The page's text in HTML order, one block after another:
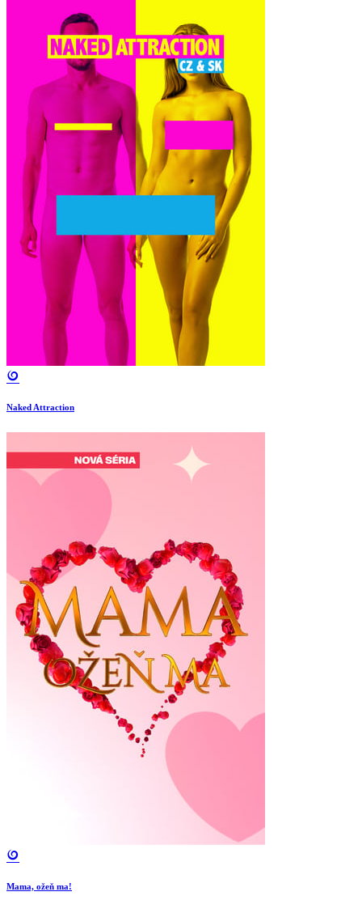
Naked Attraction
Mama, ožeň ma!